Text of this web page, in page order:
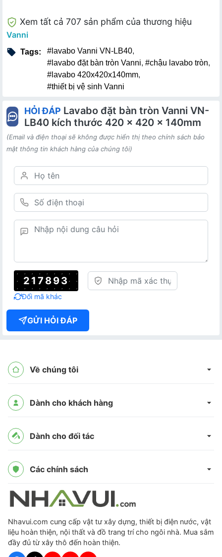
Xem tất cả 707 sản phẩm của thương hiệu
Vanni
Tags: #lavabo Vanni VN-LB40,
#lavabo đặt bàn tròn Vanni, #chậu lavabo tròn,
#lavabo 420x420x140mm,
#thiết bị vệ sinh Vanni
HỎI ĐÁP Lavabo đặt bàn tròn Vanni VN-
LB40 kích thước 420 x 420 x 140mm
(Email và điện thoại sẽ không được hiển thị theo chính sách bảo
mật thông tin khách hàng của chúng tôi)
217893
Đổi mã khác
GỬI HỎI ĐÁP
Về chúng tôi
Dành cho khách hàng
Dành cho đối tác
Các chính sách
Nhavui.com cung cấp vật tư xây dựng, thiết bị điện nước, vật
liệu hoàn thiện, nội thất và đồ trang trí cho ngôi nhà. Mua sắm
đầy đủ từ xây thô đến hoàn thiện.